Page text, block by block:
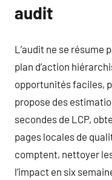
audit
L’audit ne se résume
plan d’action
opportunités faciles,
propose des
secondes de LCP,
pages locales de
comptent, nettoyer
l’impact en six